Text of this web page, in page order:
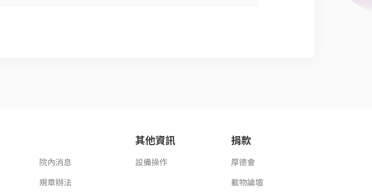
院內消息
規章辦法
其他資訊
設備操作
捐款
厚德會
載物論壇